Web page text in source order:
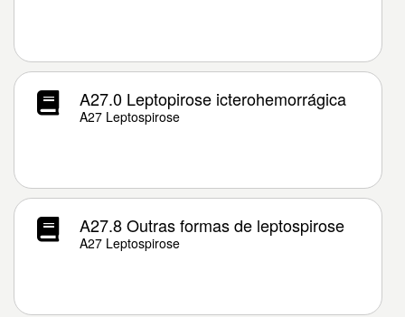
A27.0 Leptopirose icterohemorrágica
A27 Leptospirose
A27.8 Outras formas de leptospirose
A27 Leptospirose